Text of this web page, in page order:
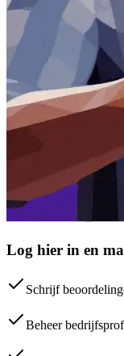
Log hier in en
Schrijf
Beheer